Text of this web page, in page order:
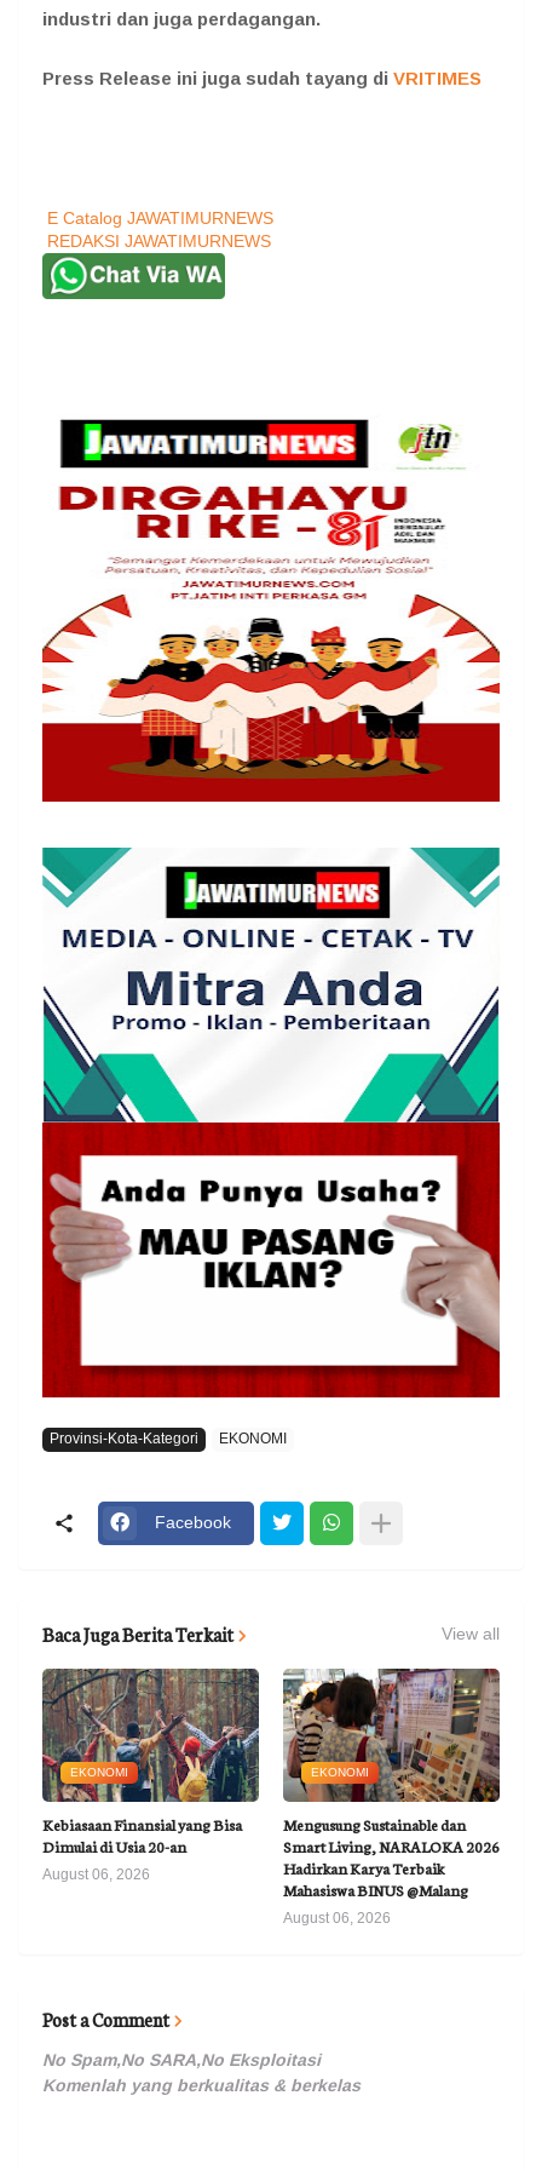
industri dan juga perdagangan.
Press Release ini juga sudah tayang di VRITIMES
E Catalog JAWATIMURNEWS
REDAKSI JAWATIMURNEWS
Provinsi-Kota-Kategori EKONOMI
Facebook
Baca Juga Berita Terkait View all
EKONOMI
Kebiasaan Finansial yang Bisa
Dimulai di Usia 20-an
August 06, 2026
EKONOMI
Mengusung Sustainable dan
Smart Living, NARALOKA 2026
Hadirkan Karya Terbaik
Mahasiswa BINUS @Malang
August 06, 2026
Post a Comment
No Spam,No SARA,No Eksploitasi
Komenlah yang berkualitas & berkelas